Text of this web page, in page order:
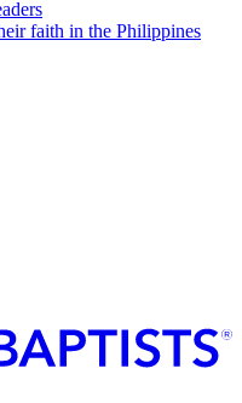
faith in the Philippines